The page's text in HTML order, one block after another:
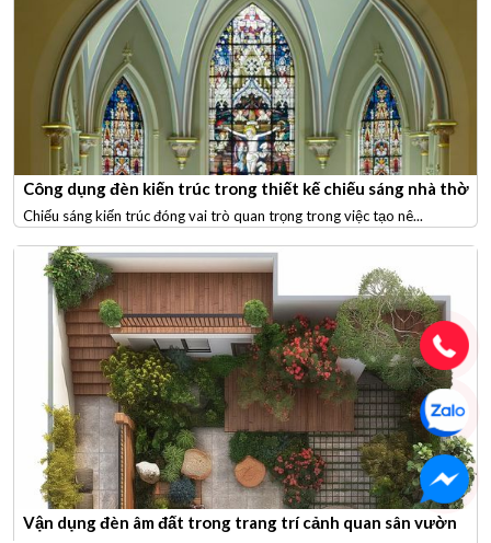
Công dụng đèn kiến trúc trong thiết kế chiếu sáng nhà thờ
Chiếu sáng kiến trúc đóng vai trò quan trọng trong việc tạo nê...
Vận dụng đèn âm đất trong trang trí cảnh quan sân vườn